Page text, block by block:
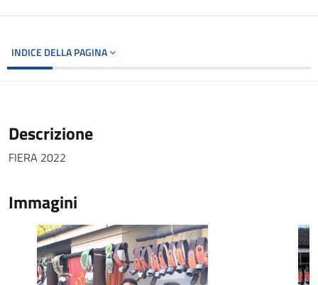
INDICE DELLA PAGINA
Descrizione
FIERA 2022
Immagini